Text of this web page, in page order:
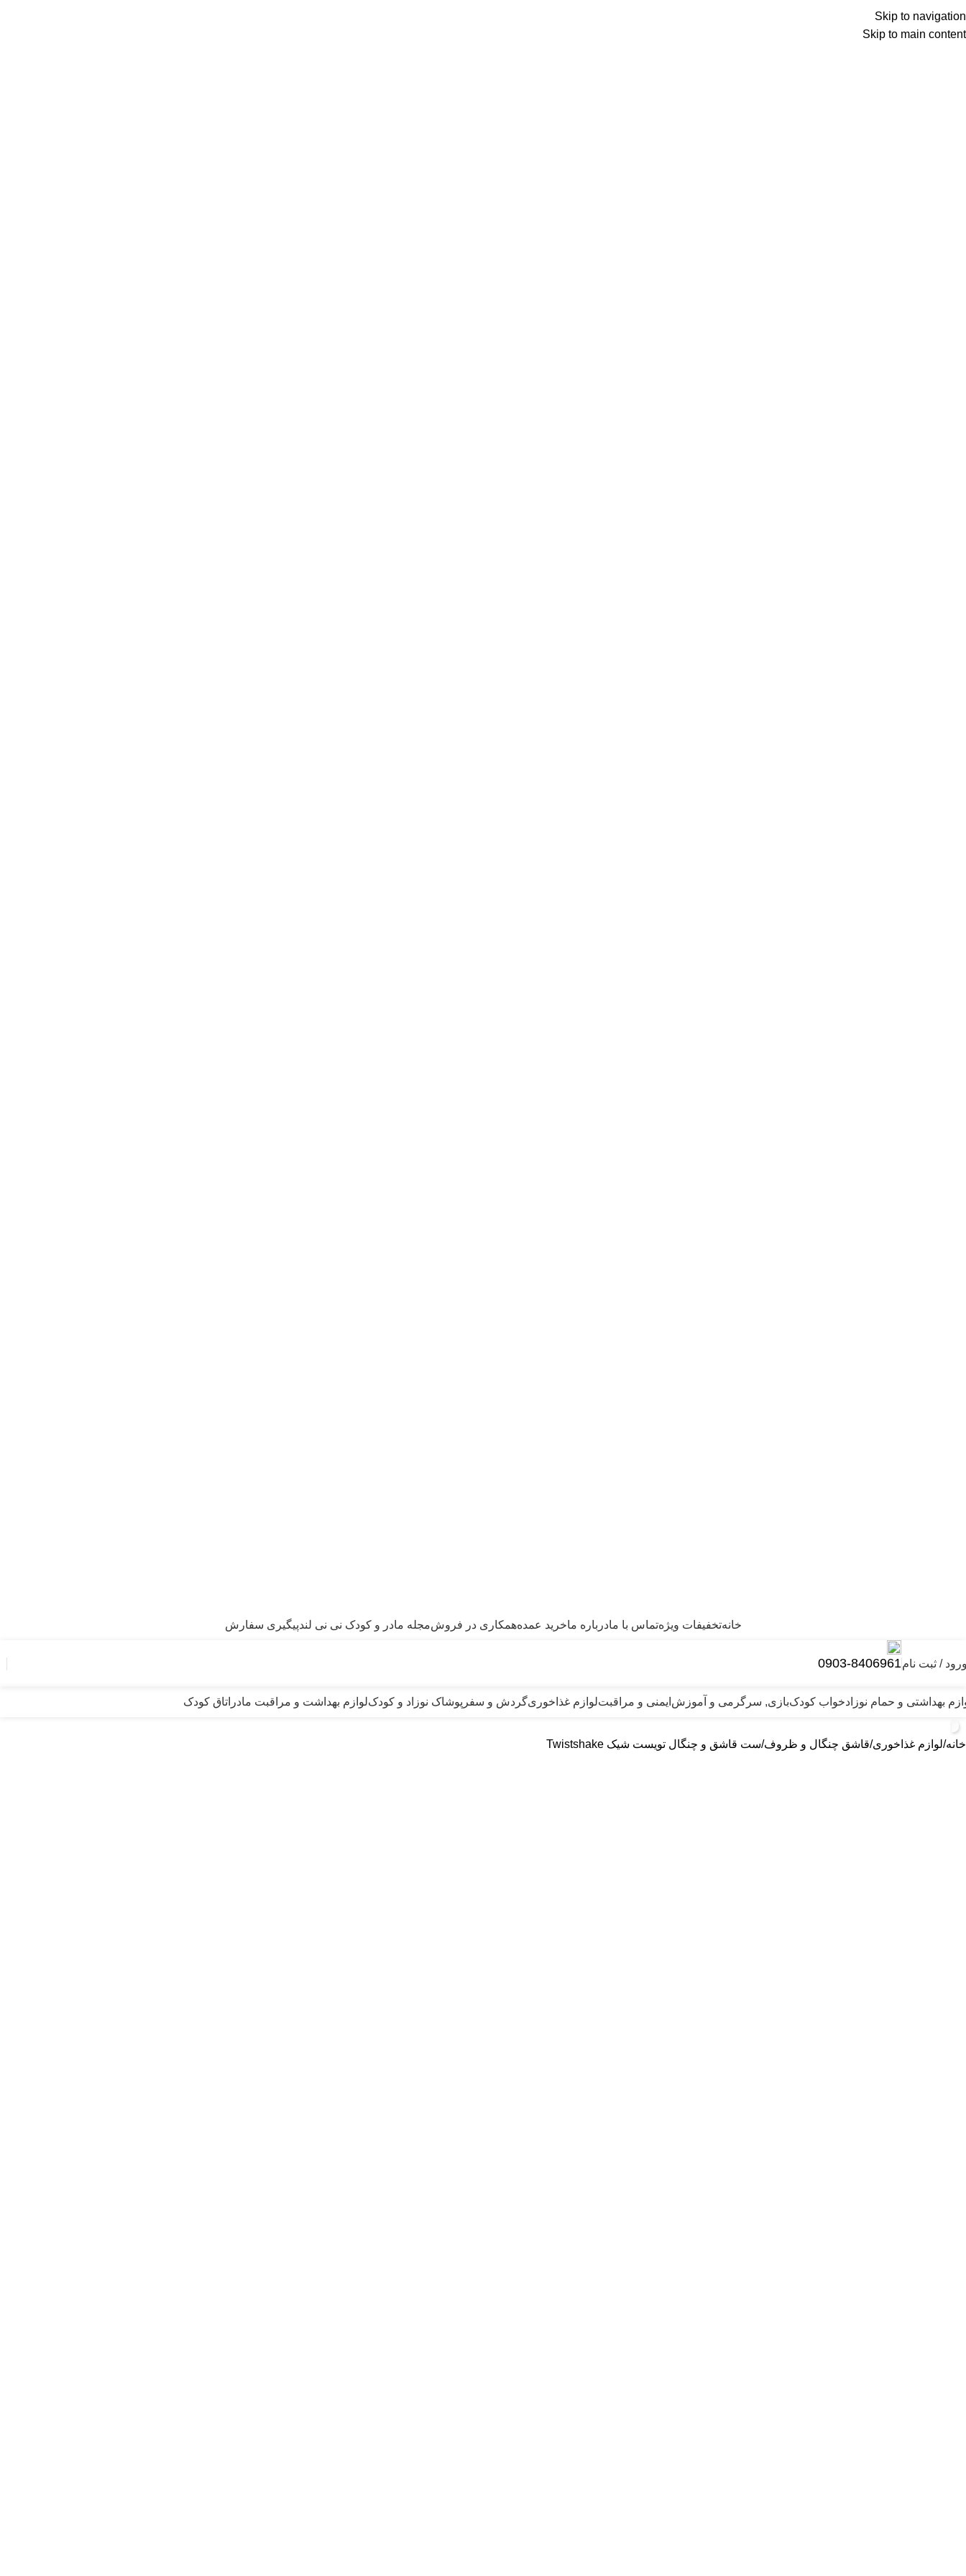
Skip to navigation
Skip to main content
خانهتخفیفات ویژهتماس با مادرباره ماخرید عمدههمکاری در فروشمجله مادر و کودک نی نی لندپیگیری سفارش
/ ثبت نام0903-8406961
بهداشتی و حمام نوزادخواب کودکبازی, سرگرمی و آموزش ایمنی و مراقبتلوازم غذاخوریگردش و سفر پوشاک نوزاد و کودکلوازم بهداشت و مراقبت مادر اتاق کودک
خانه لوازم غذاخوری قاشق چنگال و ظروف ست قاشق و چنگال تویست شیک Twistshake